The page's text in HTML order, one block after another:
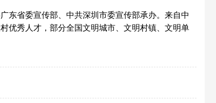
东省委宣传部、中共深圳市委宣传部承办。来自中
优秀人才，部分全国文明城市、文明村镇、文明单